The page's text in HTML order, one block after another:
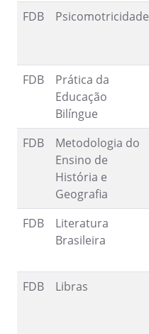
FDB Psicomotricidade
FDB
Prática da
Educação
Bilíngue
FDB
Metodologia do
Ensino de
História e
Geografia
FDB
Literatura
Brasileira
FDB Libras